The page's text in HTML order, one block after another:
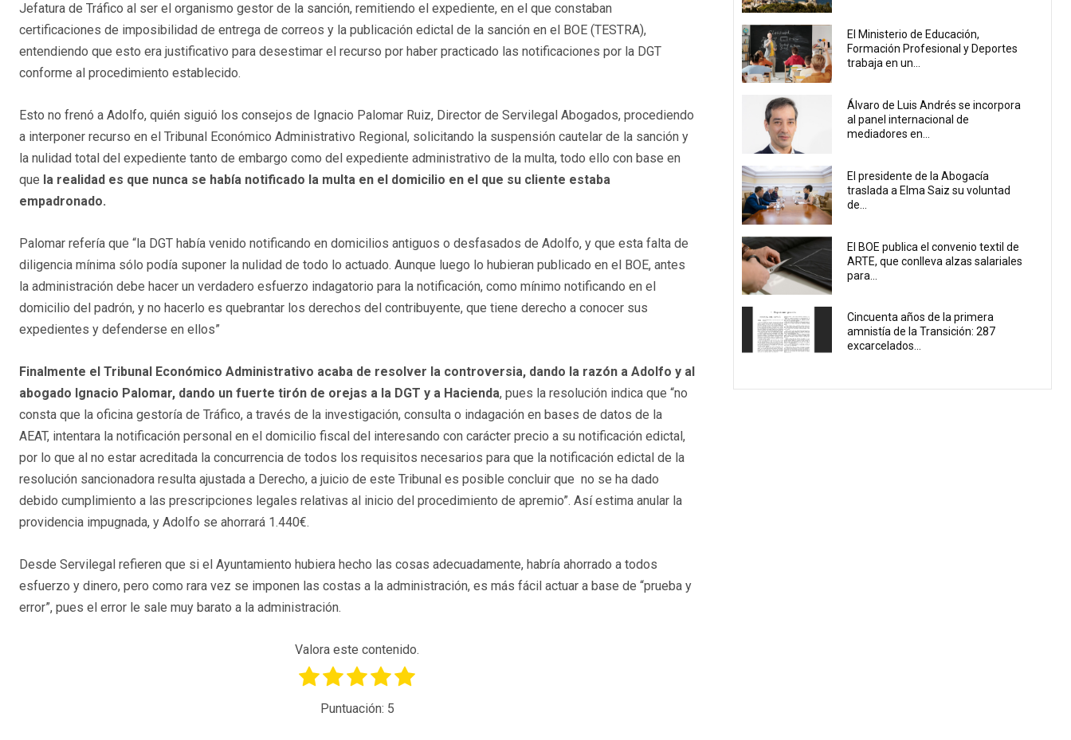
Jefatura de Tráfico al ser el organismo gestor de la sanción, remitiendo el expediente, en el que constaban
certificaciones de imposibilidad de entrega de correos y la publicación edictal de la sanción en el BOE (TESTRA),
entendiendo que esto era justificativo para desestimar el recurso por haber practicado las notificaciones por la DGT
conforme al procedimiento establecido.
Esto no frenó a Adolfo, quién siguió los consejos de Ignacio Palomar Ruiz, Director de Servilegal Abogados, procediendo
a interponer recurso en el Tribunal Económico Administrativo Regional, solicitando la suspensión cautelar de la sanción y
la nulidad total del expediente tanto de embargo como del expediente administrativo de la multa, todo ello con base en
que la realidad es que nunca se había notificado la multa en el domicilio en el que su cliente estaba
empadronado.
Palomar refería que “la DGT había venido notificando en domicilios antiguos o desfasados de Adolfo, y que esta falta de
diligencia mínima sólo podía suponer la nulidad de todo lo actuado. Aunque luego lo hubieran publicado en el BOE, antes
la administración debe hacer un verdadero esfuerzo indagatorio para la notificación, como mínimo notificando en el
domicilio del padrón, y no hacerlo es quebrantar los derechos del contribuyente, que tiene derecho a conocer sus
expedientes y defenderse en ellos”
Finalmente el Tribunal Económico Administrativo acaba de resolver la controversia, dando la razón a Adolfo y al
abogado Ignacio Palomar, dando un fuerte tirón de orejas a la DGT y a Hacienda, pues la resolución indica que “no
consta que la oficina gestoría de Tráfico, a través de la investigación, consulta o indagación en bases de datos de la
AEAT, intentara la notificación personal en el domicilio fiscal del interesando con carácter precio a su notificación edictal,
por lo que al no estar acreditada la concurrencia de todos los requisitos necesarios para que la notificación edictal de la
resolución sancionadora resulta ajustada a Derecho, a juicio de este Tribunal es posible concluir que no se ha dado
debido cumplimiento a las prescripciones legales relativas al inicio del procedimiento de apremio”. Así estima anular la
providencia impugnada, y Adolfo se ahorrará 1.440€.
Desde Servilegal refieren que si el Ayuntamiento hubiera hecho las cosas adecuadamente, habría ahorrado a todos
esfuerzo y dinero, pero como rara vez se imponen las costas a la administración, es más fácil actuar a base de “prueba y
error”, pues el error le sale muy barato a la administración.
Valora este contenido.
Puntuación: 5
El Ministerio de Educación,
Formación Profesional y Deportes
trabaja en un...
Álvaro de Luis Andrés se incorpora
al panel internacional de
mediadores en...
El presidente de la Abogacía
traslada a Elma Saiz su voluntad
de...
El BOE publica el convenio textil de
ARTE, que conlleva alzas salariales
para...
Cincuenta años de la primera
amnistía de la Transición: 287
excarcelados...